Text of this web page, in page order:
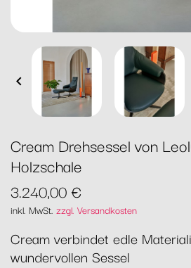

Cream Drehsessel von
Holzschale
3.240,00 €
inkl. MwSt. zzgl. Versandkosten
Cream verbindet edle
wundervollen Sessel